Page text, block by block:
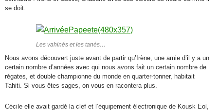
se doit.
Les vahinés et les tanés…
Nous avons découvert juste avant de partir qu’Irène, une amie d’il y a un
certain nombre d’années avec qui nous avons fait un certain nombre de
régates, et double championne du monde en quarter-tonner, habitait
Tahiti. Si vous êtes sages, on vous en racontera plus.
Cécile elle avait gardé la clef et l’équipement électronique de Kousk Eol,